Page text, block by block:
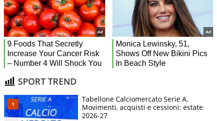
SPORT TREND
Tabellone Calciomercato Serie A.
Movimenti, acquisti e cessioni: estate
2026-27